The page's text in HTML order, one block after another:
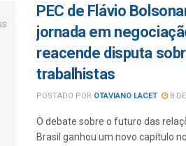
PEC de Flávio
jornada em
reacende disputa
trabalhistas
POSTADO POR OTAVIANO LACET 8
O debate sobre o futuro das
Brasil ganhou um novo capítulo